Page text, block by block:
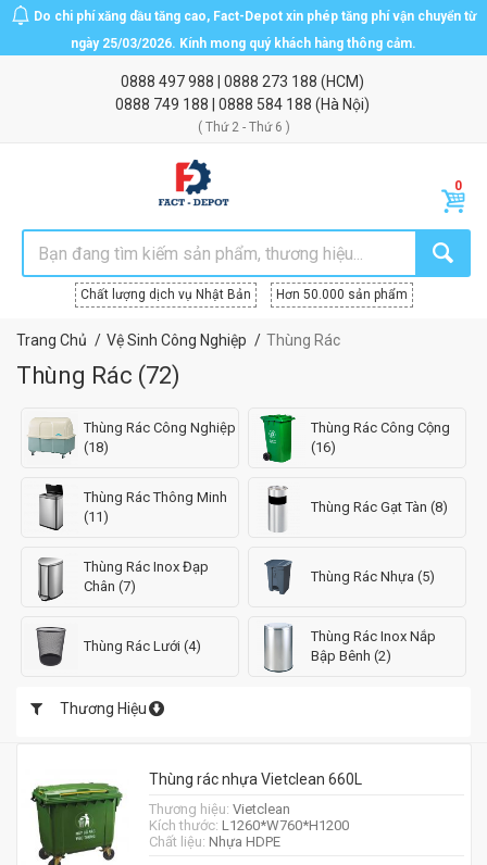
Do chi phí xăng dầu tăng cao, Fact-Depot xin phép tăng phí vận chuyển từ
ngày 25/03/2026. Kính mong quý khách hàng thông cảm.
0888 497 988 0888 273 188 (HCM)
0888 749 188
0888 584 188 (Hà Nội)
( Thứ 2 - Thứ 6 )
Chất lượng dịch vụ Nhật Bản Hơn 50.000 sản phẩm
Trang Chủ Vệ Sinh Công Nghiệp Thùng Rác
Thùng Rác (72)
Thùng Rác Công Nghiệp
(18)
Thùng Rác Công Cộng
(16)
Thùng Rác Thông Minh
(11)
Thùng Rác Gạt Tàn (8)
Thùng Rác Inox Đạp
Chân (7)
Thùng Rác Nhựa (5)
Thùng Rác Lưới (4)
Thùng Rác Inox Nắp
Bập Bênh (2)
Thương Hiệu
Thùng rác nhựa Vietclean 660L
Thương hiệu: Vietclean
Kích thước: L1260*W760*H1200
Chất liệu: Nhựa HDPE